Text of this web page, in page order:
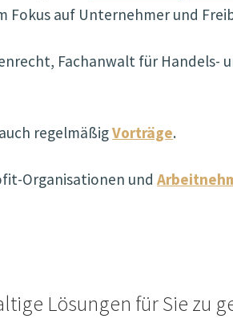
Fokus auf Unternehmer und
Fachanwalt für Handels-
regelmäßigVorträge.
Organisationen und
Lösungen für Sie zu